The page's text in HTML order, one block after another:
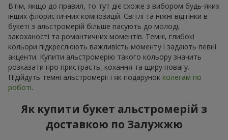
Втім, якщо до правил, то тут діє схоже з вибором будь-яких
інших флористичних композицій. Світлі та ніжні відтінки в
букеті з альстромерій більше пасують до молоді,
закоханості та романтичних моментів. Темні, глибокі
кольори підкреслюють важливість моменту і задають певні
акценти. Купити альстромерію такого кольору значить
розказати про пристрасть, кохання та щиру повагу.
Підійдуть темні альстромерії і як подарунок колегам по
роботі.
Як купити букет альстромерій з
доставкою по Залужжю